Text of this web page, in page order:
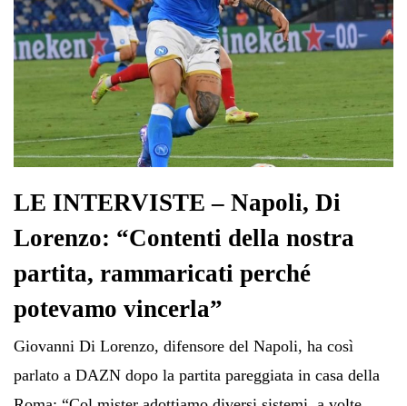
LE INTERVISTE – Napoli, Di
Lorenzo: “Contenti della nostra
partita, rammaricati perché
potevamo vincerla”
Giovanni Di Lorenzo, difensore del Napoli, ha così
parlato a DAZN dopo la partita pareggiata in casa della